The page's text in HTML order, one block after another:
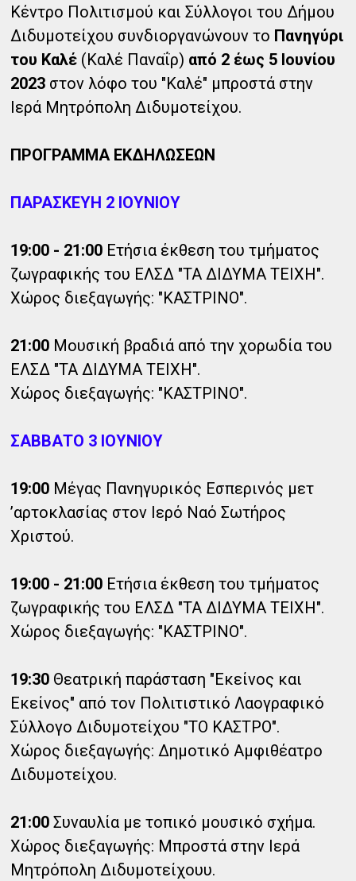
Κέντρο Πολιτισμού και Σύλλογοι του Δήμου
Διδυμοτείχου συνδιοργανώνουν το Πανηγύρι
του Καλέ (Καλέ Παναΐρ) από 2 έως 5 Ιουνίου
2023 στον λόφο του "Καλέ" μπροστά στην
Ιερά Μητρόπολη Διδυμοτείχου.
ΠΡΟΓΡΑΜΜΑ ΕΚΔΗΛΩΣΕΩΝ
ΠΑΡΑΣΚΕΥΗ 2 ΙΟΥΝΙΟΥ
19:00 - 21:00 Ετήσια έκθεση του τμήματος
ζωγραφικής του ΕΛΣΔ "ΤΑ ΔΙΔΥΜΑ ΤΕΙΧΗ".
Χώρος διεξαγωγής: "ΚΑΣΤΡΙΝΟ".
21:00 Μουσική βραδιά από την χορωδία του
ΕΛΣΔ "ΤΑ ΔΙΔΥΜΑ ΤΕΙΧΗ".
Χώρος διεξαγωγής: "ΚΑΣΤΡΙΝΟ".
ΣΑΒΒΑΤΟ 3 ΙΟΥΝΙΟΥ
19:00 Μέγας Πανηγυρικός Εσπερινός μετ
’αρτοκλασίας στον Ιερό Ναό Σωτήρος
Χριστού.
19:00 - 21:00 Ετήσια έκθεση του τμήματος
ζωγραφικής του ΕΛΣΔ "ΤΑ ΔΙΔΥΜΑ ΤΕΙΧΗ".
Χώρος διεξαγωγής: "ΚΑΣΤΡΙΝΟ".
19:30 Θεατρική παράσταση "Εκείνος και
Εκείνος" από τον Πολιτιστικό Λαογραφικό
Σύλλογο Διδυμοτείχου "ΤΟ ΚΑΣΤΡΟ".
Χώρος διεξαγωγής: Δημοτικό Αμφιθέατρο
Διδυμοτείχου.
21:00 Συναυλία με τοπικό μουσικό σχήμα.
Χώρος διεξαγωγής: Μπροστά στην Ιερά
Μητρόπολη Διδυμοτείχουυ.